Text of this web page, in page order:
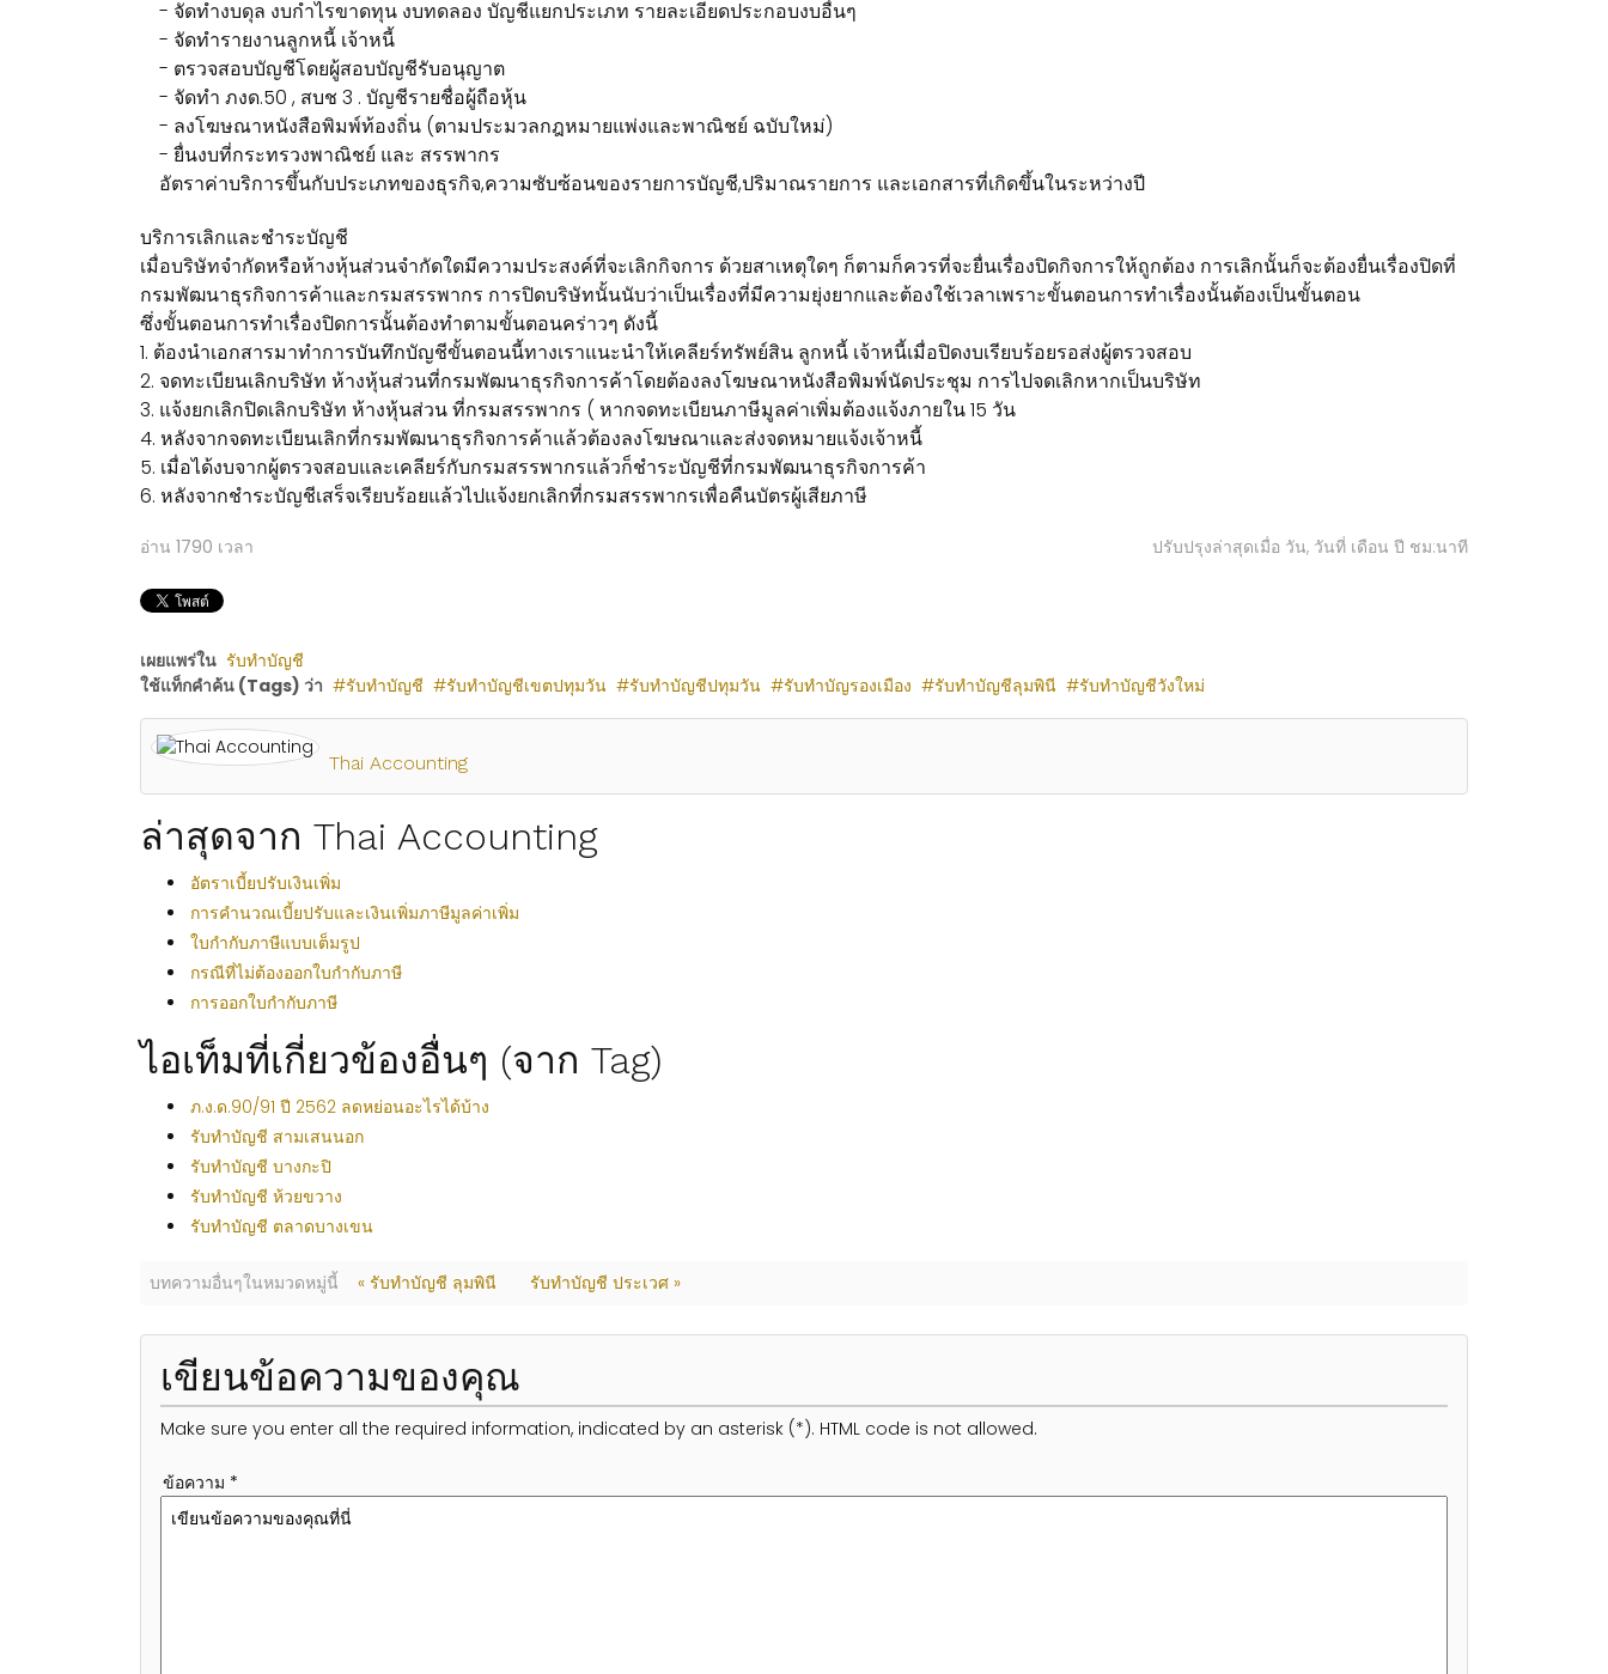
- จัดทำงบดุล งบกำไรขาดทุน งบทดลอง บัญชีแยกประเภท รายละเอียดประกอบงบอื่นๆ
- จัดทำรายงานลูกหนี้ เจ้าหนี้
- ตรวจสอบบัญชีโดยผู้สอบบัญชีรับอนุญาต
- จัดทำ ภงด.50 , สบช 3 . บัญชีรายชื่อผู้ถือหุ้น
- ลงโฆษณาหนังสือพิมพ์ท้องถิ่น (ตามประมวลกฎหมายแพ่งและพาณิชย์ ฉบับใหม่)
- ยื่นงบที่กระทรวงพาณิชย์ และ สรรพากร
อัตราค่าบริการขึ้นกับประเภทของธุรกิจ,ความซับซ้อนของรายการบัญชี,ปริมาณรายการ และเอกสารที่เกิดขึ้นในระหว่างปี
บริการเลิกและชำระบัญชี
เมื่อบริษัทจำกัดหรือห้างหุ้นส่วนจำกัดใดมีความประสงค์ที่จะเลิกกิจการ ด้วยสาเหตุใดๆ ก็ตามก็ควรที่จะยื่นเรื่องปิดกิจการให้ถูกต้อง การเลิกนั้นก็จะต้องยื่นเรื่องปิดที่
กรมพัฒนาธุรกิจการค้าและกรมสรรพากร การปิดบริษัทนั้นนับว่าเป็นเรื่องที่มีความยุ่งยากและต้องใช้เวลาเพราะขั้นตอนการทำเรื่องนั้นต้องเป็นขั้นตอน
ซึ่งขั้นตอนการทำเรื่องปิดการนั้นต้องทำตามขั้นตอนคร่าวๆ ดังนี้
1. ต้องนำเอกสารมาทำการบันทึกบัญชีขั้นตอนนี้ทางเราแนะนำให้เคลียร์ทรัพย์สิน ลูกหนี้ เจ้าหนี้เมื่อปิดงบเรียบร้อยรอส่งผู้ตรวจสอบ
2. จดทะเบียนเลิกบริษัท ห้างหุ้นส่วนที่กรมพัฒนาธุรกิจการค้าโดยต้องลงโฆษณาหนังสือพิมพ์นัดประชุม การไปจดเลิกหากเป็นบริษัท
3. แจ้งยกเลิกปิดเลิกบริษัท ห้างหุ้นส่วน ที่กรมสรรพากร ( หากจดทะเบียนภาษีมูลค่าเพิ่มต้องแจ้งภายใน 15 วัน
4. หลังจากจดทะเบียนเลิกที่กรมพัฒนาธุรกิจการค้าแล้วต้องลงโฆษณาและส่งจดหมายแจ้งเจ้าหนี้
5. เมื่อได้งบจากผู้ตรวจสอบและเคลียร์กับกรมสรรพากรแล้วก็ชำระบัญชีที่กรมพัฒนาธุรกิจการค้า
6. หลังจากชำระบัญชีเสร็จเรียบร้อยแล้วไปแจ้งยกเลิกที่กรมสรรพากรเพื่อคืนบัตรผู้เสียภาษี
อ่าน 1790 เวลา ปรับปรุงล่าสุดเมื่อ วัน, วันที่ เดือน ปี ชม:นาที
เผยแพร่ใน รับทำบัญชี
ใช้แท็กคำค้น (Tags) ว่า
รับทำบัญชี รับทำบัญชีเขตปทุมวัน รับทำบัญชีปทุมวัน รับทำบัญรองเมือง รับทำบัญชีลุมพินี รับทำบัญชีวังใหม่
Thai Accounting
ล่าสุดจาก Thai Accounting
อัตราเบี้ยปรับเงินเพิ่ม
การคำนวณเบี้ยปรับและเงินเพิ่มภาษีมูลค่าเพิ่ม
ใบกำกับภาษีแบบเต็มรูป
กรณีที่ไม่ต้องออกใบกำกับภาษี
การออกใบกำกับภาษี
ไอเท็มที่เกี่ยวข้องอื่นๆ (จาก Tag)
ภ.ง.ด.90/91 ปี 2562 ลดหย่อนอะไรได้บ้าง
รับทำบัญชี สามเสนนอก
รับทำบัญชี บางกะปิ
รับทำบัญชี ห้วยขวาง
รับทำบัญชี ตลาดบางเขน
บทความอื่นๆในหมวดหมู่นี้ « รับทำบัญชี ลุมพินี รับทำบัญชี ประเวศ »
เขียนข้อความของคุณ
Make sure you enter all the required information, indicated by an asterisk (*). HTML code is not allowed.
ข้อความ *